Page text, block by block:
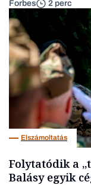
Forbes 2 perc
Elszámoltatás
Folytatódik a
Balásy egyik